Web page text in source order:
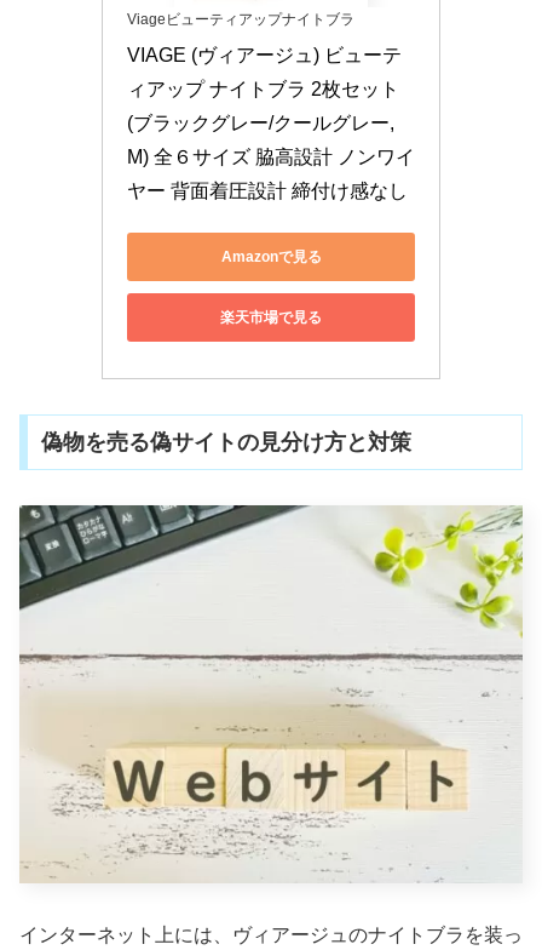
Viageビューティアップナイトブラ
VIAGE (ヴィアージュ) ビューテ
ィアップ ナイトブラ 2枚セット
(ブラックグレー/クールグレー,
M) 全６サイズ 脇高設計 ノンワイ
ヤー 背面着圧設計 締付け感なし
Amazonで見る
楽天市場で見る
偽物を売る偽サイトの見分け方と対策
インターネット上には、ヴィアージュのナイトブラを装っ